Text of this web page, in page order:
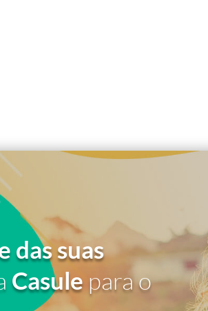
das suas
Casule para o